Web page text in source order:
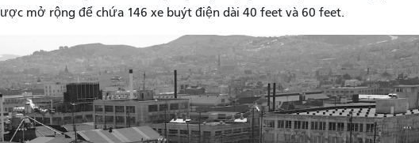
mở rộng để chứa 146 xe buýt điện dài 40 feet và 60 feet.